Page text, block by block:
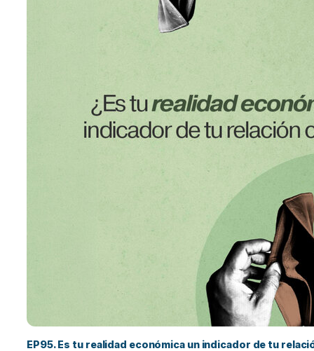
EP95. Es tu realidad económica un indicador de tu